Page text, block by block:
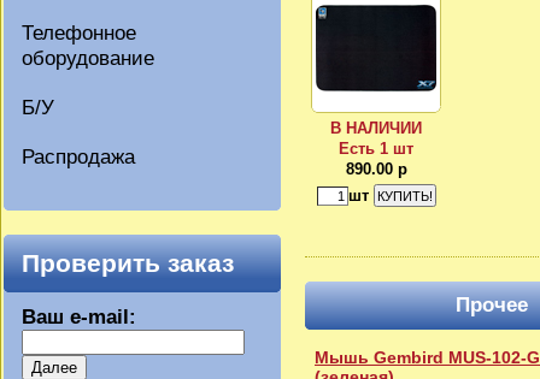
Телефонное
оборудование
Б/У
Распродажа
Проверить заказ
Ваш e-mail:
Далее
В НАЛИЧИИ
Есть 1 шт
890.00 р
шт
Прочее
Мышь Gembird MUS-102-G